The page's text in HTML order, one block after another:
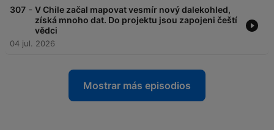
307 - V Chile začal mapovat vesmír nový dalekohled,
získá mnoho dat. Do projektu jsou zapojeni čeští
vědci
04 jul. 2026
Mostrar más episodios